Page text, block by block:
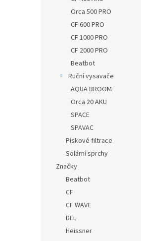
Orca 500 PRO
CF 600 PRO
CF 1000 PRO
CF 2000 PRO
Beatbot
Ruční vysavače
AQUA BROOM
Orca 20 AKU
SPACE
SPAVAC
Pískové filtrace
Solární sprchy
Značky
Beatbot
CF
CF WAVE
DEL
Heissner